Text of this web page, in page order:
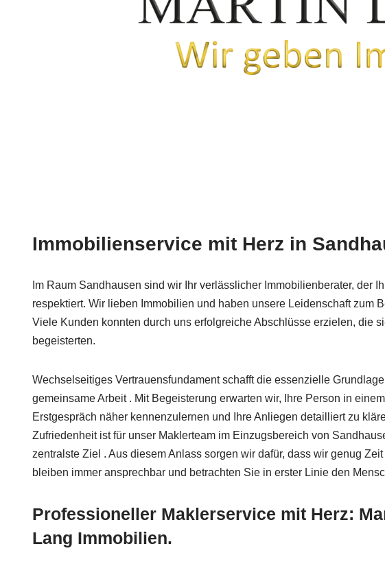
Immobilienservice mit Herz in
Im Raum Sandhausen sind wir Ihr verlässlicher Immobilienberater, der
respektiert. Wir lieben Immobilien und haben unsere Leidenschaft zum
Viele Kunden konnten durch uns erfolgreiche Abschlüsse erzielen, die
begeisterten.
Wechselseitiges Vertrauensfundament schafft die essenzielle
gemeinsame Arbeit . Mit Begeisterung erwarten wir, Ihre Person in
Erstgespräch näher kennenzulernen und Ihre Anliegen detailliert zu
Zufriedenheit ist für unser Maklerteam im Einzugsbereich von
zentralste Ziel . Aus diesem Anlass sorgen wir dafür, dass wir genug
bleiben immer ansprechbar und betrachten Sie in erster Linie den
Professioneller Maklerservice mit Herz:
Lang Immobilien.